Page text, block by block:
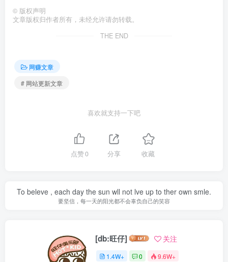
© 版权声明
文章版权归作者所有，未经允许请勿转载。
THE END
网赚文章
# 网站更新文章
喜欢就支持一下吧
点赞0 分享 收藏
To beleve , each day the sun wll not lve up to ther own smle.
要坚信，每一天的阳光都不会辜负自己的笑容
[db:旺仔] 关注
1.4W+ 0 9.6W+